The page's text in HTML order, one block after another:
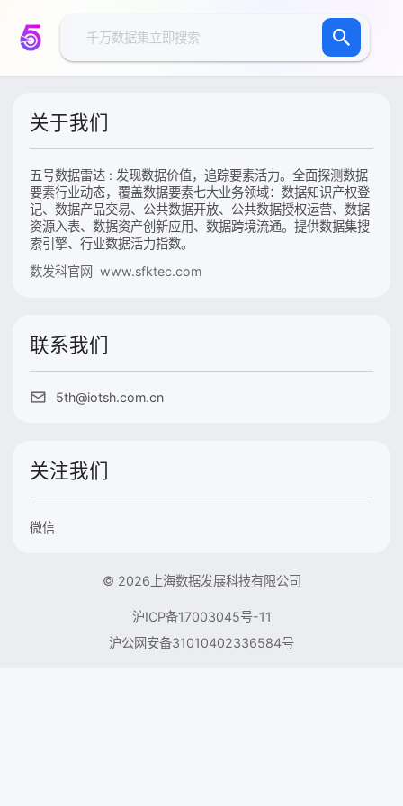
关于我们
五号数据雷达 : 发现数据价值，追踪要素活力。全面探测数据
要素行业动态，覆盖数据要素七大业务领域：数据知识产权登
记、数据产品交易、公共数据开放、公共数据授权运营、数据
资源入表、数据资产创新应用、数据跨境流通。提供数据集搜
索引擎、行业数据活力指数。
数发科官网 www.sfktec.com
联系我们
5th@iotsh.com.cn
关注我们
微信
© 2026上海数据发展科技有限公司
沪ICP备17003045号-11
沪公网安备31010402336584号